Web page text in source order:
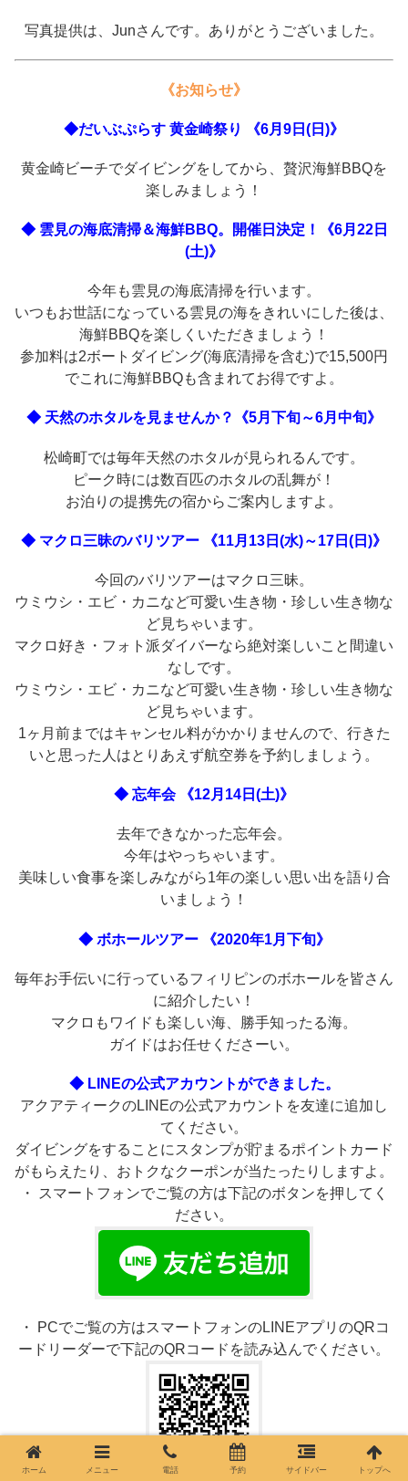
写真提供は、Junさんです。ありがとうございました。
《お知らせ》
◆だいぶぷらす 黄金崎祭り 《6月9日(日)》
黄金崎ビーチでダイビングをしてから、贅沢海鮮BBQを
楽しみましょう！
◆ 雲見の海底清掃＆海鮮BBQ。開催日決定！《6月22日
(土)》
今年も雲見の海底清掃を行います。
いつもお世話になっている雲見の海をきれいにした後は、
海鮮BBQを楽しくいただきましょう！
参加料は2ボートダイビング(海底清掃を含む)で15,500円
でこれに海鮮BBQも含まれてお得ですよ。
◆ 天然のホタルを見ませんか？《5月下旬～6月中旬》
松崎町では毎年天然のホタルが見られるんです。
ピーク時には数百匹のホタルの乱舞が！
お泊りの提携先の宿からご案内しますよ。
◆ マクロ三昧のバリツアー 《11月13日(水)～17日(日)》
今回のバリツアーはマクロ三昧。
ウミウシ・エビ・カニなど可愛い生き物・珍しい生き物な
ど見ちゃいます。
マクロ好き・フォト派ダイバーなら絶対楽しいこと間違い
なしです。
ウミウシ・エビ・カニなど可愛い生き物・珍しい生き物な
ど見ちゃいます。
1ヶ月前まではキャンセル料がかかりませんので、行きた
いと思った人はとりあえず航空券を予約しましょう。
◆ 忘年会 《12月14日(土)》
去年できなかった忘年会。
今年はやっちゃいます。
美味しい食事を楽しみながら1年の楽しい思い出を語り合
いましょう！
◆ ボホールツアー 《2020年1月下旬》
毎年お手伝いに行っているフィリピンのボホールを皆さん
に紹介したい！
マクロもワイドも楽しい海、勝手知ったる海。
ガイドはお任せくださーい。
◆ LINEの公式アカウントができました。
アクアティークのLINEの公式アカウントを友達に追加し
てください。
ダイビングをすることにスタンプが貯まるポイントカード
がもらえたり、おトクなクーポンが当たったりしますよ。
・ スマートフォンでご覧の方は下記のボタンを押してく
ださい。
・ PCでご覧の方はスマートフォンのLINEアプリのQRコ
ードリーダーで下記のQRコードを読み込んでください。
ホーム メニュー 電話 予約 サイドバー トップへ